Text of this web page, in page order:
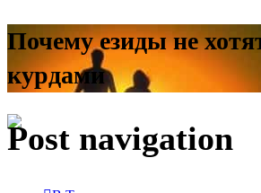
Почему езиды не
курдами
Post navigation